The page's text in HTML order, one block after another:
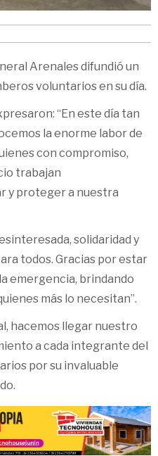
Arenales difundió un
voluntarios en su día.
“En este día tan
la enorme labor de
con compromiso,
trabajan
y proteger a nuestra
solidaridad y
todos. Gracias por estar
emergencia, brindando
más lo necesitan”.
hacemos llegar nuestro
a cada integrante del
por su invaluable